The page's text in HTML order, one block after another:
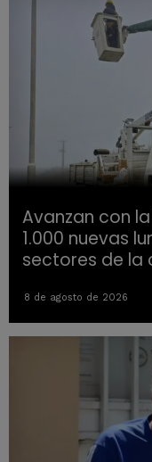
Avanzan con
1.000 nuevas
sectores de la
8 de agosto de 2026